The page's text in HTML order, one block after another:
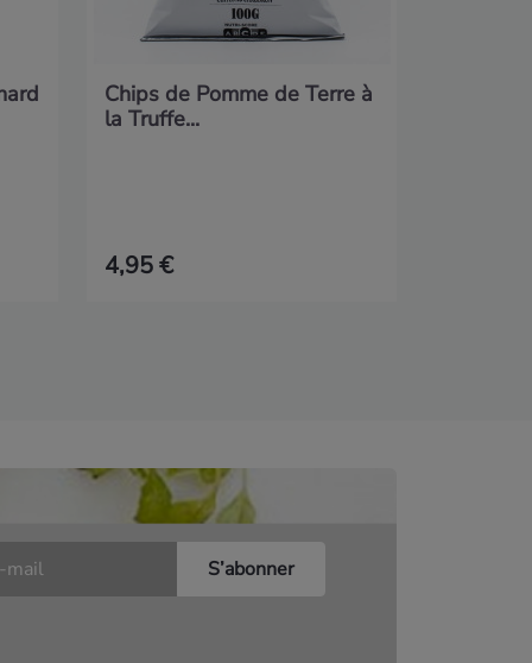
Chips de Pomme de Terre à
la Truffe...
4,95 €